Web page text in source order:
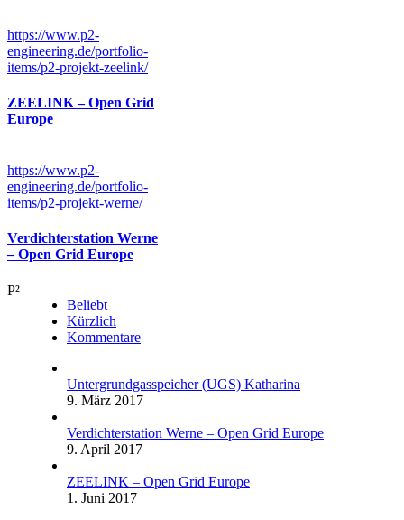
https://www.p2-
engineering.de/portfolio-
items/p2-projekt-zeelink/
ZEELINK – Open Grid
Europe
https://www.p2-
engineering.de/portfolio-
items/p2-projekt-werne/
Verdichterstation Werne
– Open Grid Europe
Beliebt
Kürzlich
Kommentare
Untergrundgasspeicher (UGS) Katharina
9. März 2017
Verdichterstation Werne – Open Grid Europe
9. April 2017
ZEELINK – Open Grid Europe
1. Juni 2017
P²